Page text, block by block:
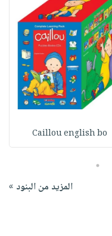
Caillou english bo
5
المزيد من البنود »